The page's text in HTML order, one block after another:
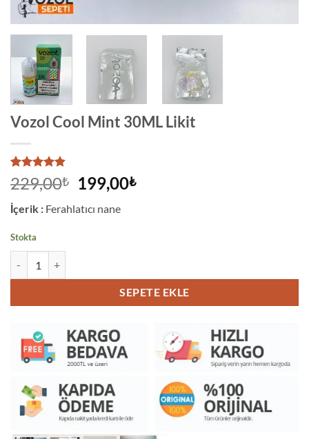
Vozol Cool Mint 30ML Likit
22
müşteri
puanına
5 üzerinden
aldı
229,00₺
Orijinal
fiyat:
229,00₺.
199,00₺Şu
İçerik : Ferahlatıcı nane
Stokta
SEPETE EKLE